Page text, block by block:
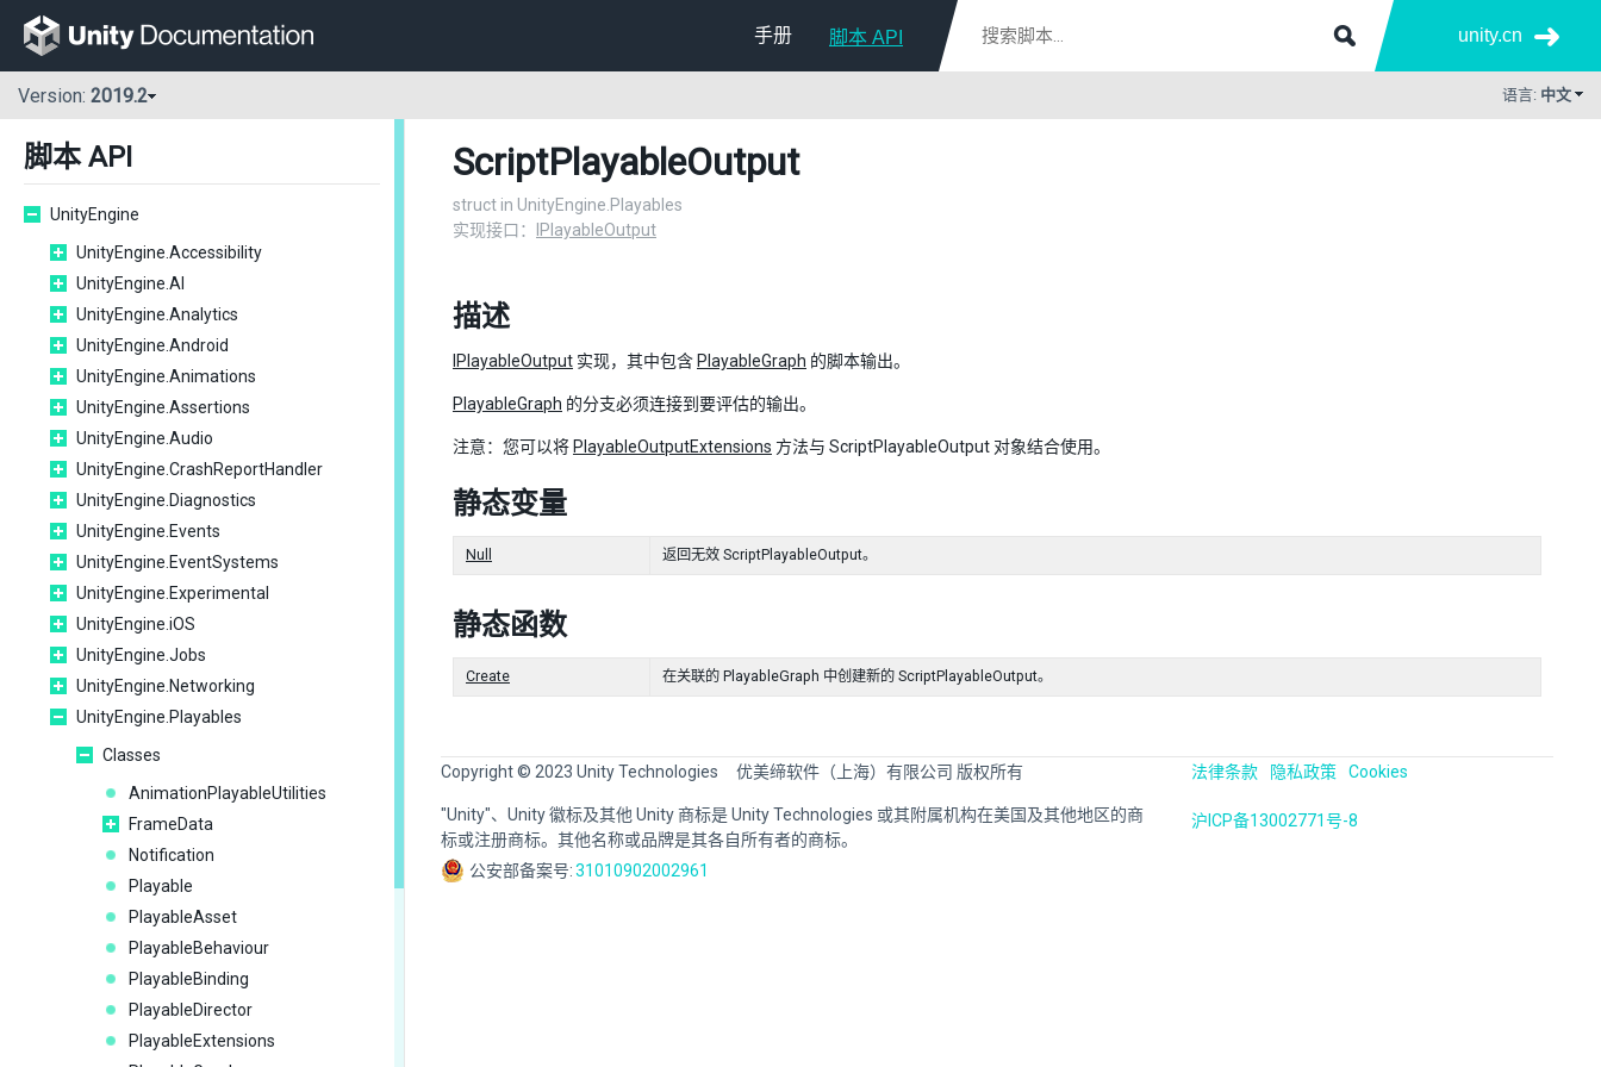
手册 脚本 API unity.cn
Version: 2019.2 语言: 中文
脚本 API
UnityEngine
UnityEngine.Accessibility
UnityEngine.AI
UnityEngine.Analytics
UnityEngine.Android
UnityEngine.Animations
UnityEngine.Assertions
UnityEngine.Audio
UnityEngine.CrashReportHandler
UnityEngine.Diagnostics
UnityEngine.Events
UnityEngine.EventSystems
UnityEngine.Experimental
UnityEngine.iOS
UnityEngine.Jobs
UnityEngine.Networking
UnityEngine.Playables
Classes
AnimationPlayableUtilities
FrameData
Notification
Playable
PlayableAsset
PlayableBehaviour
PlayableBinding
PlayableDirector
PlayableExtensions
ScriptPlayableOutput
struct in UnityEngine.Playables
实现接口：
IPlayableOutput
描述
IPlayableOutput 实现，其中包含 PlayableGraph 的脚本输出。
PlayableGraph 的分支必须连接到要评估的输出。
注意：您可以将 PlayableOutputExtensions 方法与 ScriptPlayableOutput 对象结合使用。
静态变量
Null 返回无效 ScriptPlayableOutput。
静态函数
Create 在关联的 PlayableGraph 中创建新的 ScriptPlayableOutput。
Copyright © 2023 Unity Technologies 优美缔软件（上海）有限公司 版权所有
"Unity"、Unity 徽标及其他 Unity 商标是 Unity Technologies 或其附属机构在美国及其他地区的商
标或注册商标。其他名称或品牌是其各自所有者的商标。
公安部备案号:31010902002961
法律条款 隐私政策 Cookies
沪ICP备13002771号-8